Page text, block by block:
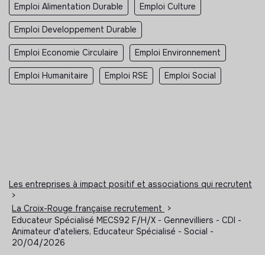
Emploi Alimentation Durable Emploi Culture
Emploi Developpement Durable
Emploi Economie Circulaire Emploi Environnement
Emploi Humanitaire Emploi RSE Emploi Social
Les entreprises à impact positif et associations qui recrutent
>
La Croix-Rouge française recrutement
>
Educateur Spécialisé MECS92 F/H/X - Gennevilliers - CDI -
Animateur d'ateliers, Educateur Spécialisé - Social -
20/04/2026